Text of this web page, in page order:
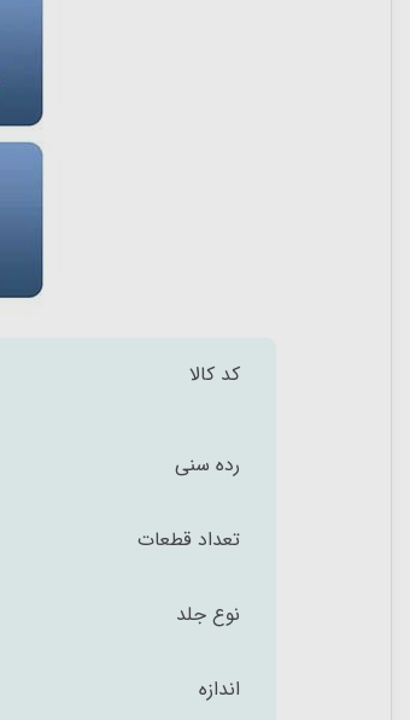
کد کالا
رده سنی
تعداد قطعات
نوع جلد
اندازه